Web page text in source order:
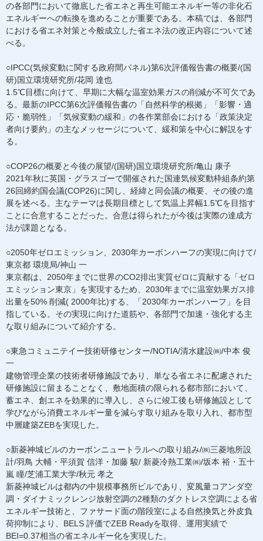
の各部門において徹底した省エネと再生可能エネルギー等の非化石
エネルギーへの転換を進めることが重要である。本稿では、各部門
における省エネ対策と今般成立した省エネ法の改正内容について述
べる。
○IPCC(気候変動に関する政府間パネル)第6次評価報告書の概要/(国
研)国立環境研究所/花岡 達也
1.5℃目標に向けて、早期に大幅な温室効果ガスの削減が不可欠であ
る。最新のIPCC第6次評価報告書の「自然科学的根拠」「影響・適
応・脆弱性」「気候変動の緩和」の各作業部会における「政策決定
者向け要約」の主なメッセージについて、緩和策を中心に解説をす
る。
○COP26の概要と今後の展望/(国研)国立環境研究所/亀山 康子
2021年秋に英国・グラスゴーで開催された国連気候変動枠組条約第
26回締約国会議(COP26)に関し、経緯と同会議の概要、その後の進
展を述べる。主なテーマは長期目標として気温上昇幅1.5℃を目指す
ことに合意することだった。合意は得られたが今後は実際の達成方
法が課題となる。
○2050年ゼロエミッション、2030年カーボンハーフの実現に向けて/
東京都 環境局/神山 一
東京都は、2050年までに世界のCO2排出実質ゼロに貢献する「ゼロ
エミッション東京」を実現するため、2030年までに温室効果ガス排
出量を50% 削減( 2000年比)する、「2030年カーボンハーフ」を目
指している。その実現に向けた道筋や、各部門で加速・強化する主
な取り組みについて紹介する。
○東急コミュニテイー技術研修センター/NOTIA/清水建設㈱/中本 俊
一
建物管理企業の技術者研修施設であり、単なる省エネに配慮された
研修施設に留まることなく、敷地面積の限られる都市部において、
蓄エネ、創エネを効果的に導入し、さらに竣工後も研修施設として
学びながら消費エネルギー量を減らす取り組みを取り入れ、都市型
中層建築ZEBを実現した。
○新菱神城ビルのカーボンニュートラルへの取り組み/㈱三菱地所設
計/羽鳥 大輔・平須賀 信洋・加藤 駿/ 新菱冷熱工業㈱/坂本 裕・五十
嵐 瞳/芝浦工業大学/秋元 孝之
新菱神城ビルは都内の中規模事務所ビルであり、変風量コアンダ空
調・ダイナミックレンジ放射空調の2種類のダクトレス空調による省
エネルギー技術と、ファサード面の階段室による自然換気と外皮負
荷抑制により、BELS 評価でZEB Readyを取得、運用実績で
BEI=0.37相当の省エネルギー化を実現した。